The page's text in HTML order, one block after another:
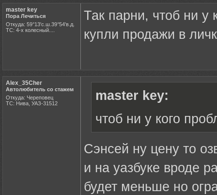
master key
Пора Лечиться
Откуда: 59°13'с.ш.39°54'в.д.
ТС: 4-х колесный....
Так парни, чтоб ни у
купли продажи в
Alex_35Cher
Автолюбитель со стажем
Откуда: Череповец
ТС: Нива, УАЗ-31512
master key:
чтоб ни у кого
Сэнсей ну цену то
и на уазбуке вроде
будет меньше но